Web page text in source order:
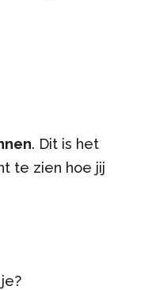
. Dit is het
te zien hoe jij